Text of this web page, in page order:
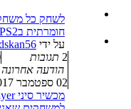
חומרתית בPS2
על ידי
2 תגובות
הודעה אחרונה
02 ספטמבר 2017, 12:07